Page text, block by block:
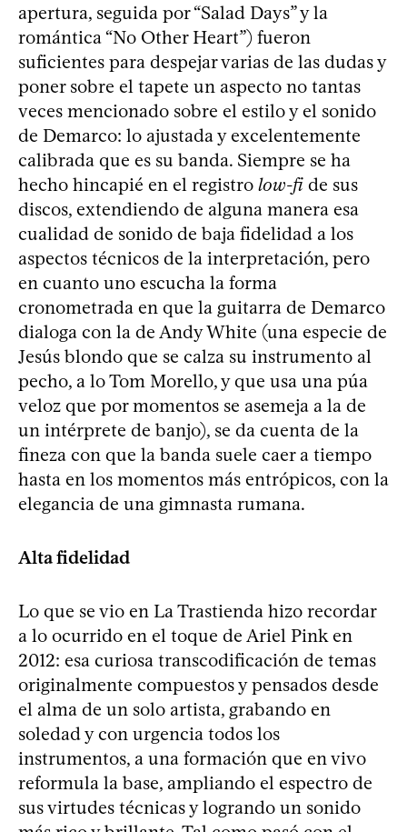
apertura, seguida por “Salad Days” y la
romántica “No Other Heart”) fueron
suficientes para despejar varias de las dudas y
poner sobre el tapete un aspecto no tantas
veces mencionado sobre el estilo y el sonido
de Demarco: lo ajustada y excelentemente
calibrada que es su banda. Siempre se ha
hecho hincapié en el registro low-fi de sus
discos, extendiendo de alguna manera esa
cualidad de sonido de baja fidelidad a los
aspectos técnicos de la interpretación, pero
en cuanto uno escucha la forma
cronometrada en que la guitarra de Demarco
dialoga con la de Andy White (una especie de
Jesús blondo que se calza su instrumento al
pecho, a lo Tom Morello, y que usa una púa
veloz que por momentos se asemeja a la de
un intérprete de banjo), se da cuenta de la
fineza con que la banda suele caer a tiempo
hasta en los momentos más entrópicos, con la
elegancia de una gimnasta rumana.
Alta fidelidad
Lo que se vio en La Trastienda hizo recordar
a lo ocurrido en el toque de Ariel Pink en
2012: esa curiosa transcodificación de temas
originalmente compuestos y pensados desde
el alma de un solo artista, grabando en
soledad y con urgencia todos los
instrumentos, a una formación que en vivo
reformula la base, ampliando el espectro de
sus virtudes técnicas y logrando un sonido